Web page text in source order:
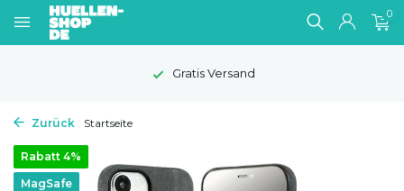
0
Gratis Versand
Zurück Startseite
Rabatt 4%
MagSafe